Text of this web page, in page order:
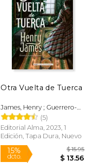
15%
dcto.
Otra Vuelta de Tuerca
James, Henry ; Guerrero-
Strachan, Santiago
Rodriguez ; Reiswitz,
Stephanie Von
(5)
Editorial Alma, 2023, 1
Edición, Tapa Dura, Nuevo